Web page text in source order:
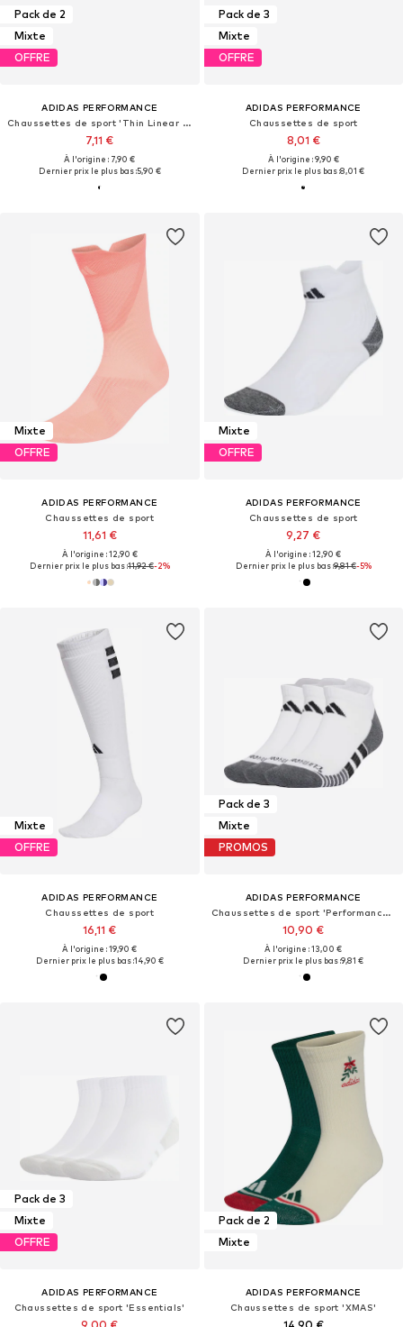
Pack de 2
Mixte
OFFRE
ADIDAS PERFORMANCE
Chaussettes de sport 'Thin Linear Ballerina 2 Pairs'
7,11 €
À l'origine : 7,90 €
Dernier prix le plus bas :5,90 €
Pack de 3
Mixte
OFFRE
ADIDAS PERFORMANCE
Chaussettes de sport
8,01 €
À l'origine : 9,90 €
Dernier prix le plus bas :8,01 €
Mixte
OFFRE
ADIDAS PERFORMANCE
Chaussettes de sport
11,61 €
À l'origine : 12,90 €
Dernier prix le plus bas :11,92 €-2%
Mixte
OFFRE
ADIDAS PERFORMANCE
Chaussettes de sport
9,27 €
À l'origine : 12,90 €
Dernier prix le plus bas :9,81 €-5%
Mixte
OFFRE
ADIDAS PERFORMANCE
Chaussettes de sport
16,11 €
À l'origine : 19,90 €
Dernier prix le plus bas :14,90 €
Pack de 3
Mixte
PROMOS
ADIDAS PERFORMANCE
Chaussettes de sport 'Performance CLIMACOOL Cushioned Low 3 Pairs'
10,90 €
À l'origine : 13,00 €
Dernier prix le plus bas :9,81 €
Pack de 3
Mixte
OFFRE
ADIDAS PERFORMANCE
Chaussettes de sport 'Essentials'
Pack de 2
Mixte
ADIDAS PERFORMANCE
Chaussettes de sport 'XMAS'